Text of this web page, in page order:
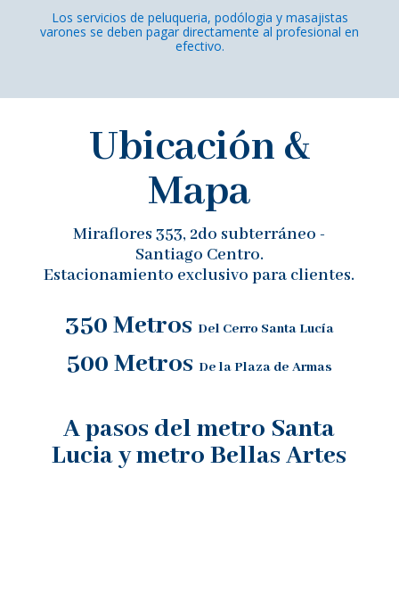
Los servicios de peluqueria, podólogia y masajistas
varones se deben pagar directamente al profesional en
efectivo.
Ubicación &
Mapa
Miraflores 353, 2do subterráneo -
Santiago Centro.
Estacionamiento exclusivo para clientes.
350 Metros Del Cerro Santa Lucía
500 MetrosDe la Plaza de Armas
A pasos del metro Santa
Lucia y metro Bellas Artes